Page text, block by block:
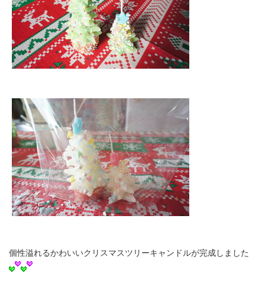
個性溢れるかわいいクリスマスツリーキャンドルが完成しました